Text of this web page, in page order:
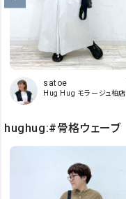
satoe
Hug Hug モラージュ柏店
hughug:#骨格ウェーブ